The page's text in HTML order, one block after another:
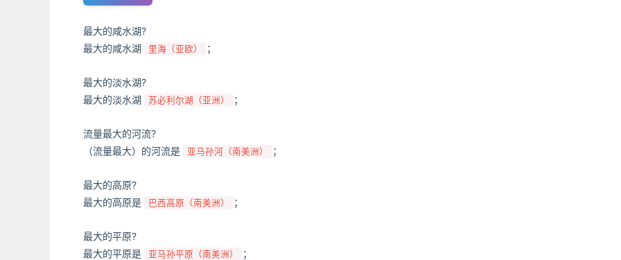
最大的咸水湖?
最大的咸水湖
里海（亚欧） ；
最大的淡水湖?
最大的淡水湖
苏必利尔湖（亚洲） ；
流量最大的河流?
（流量最大）的河流是
亚马孙河（南美洲） ；
最大的高原?
最大的高原是
巴西高原（南美洲） ；
最大的平原?
最大的平原是
亚马孙平原（南美洲） ；